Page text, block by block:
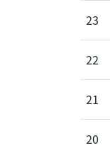
23
22
21
20